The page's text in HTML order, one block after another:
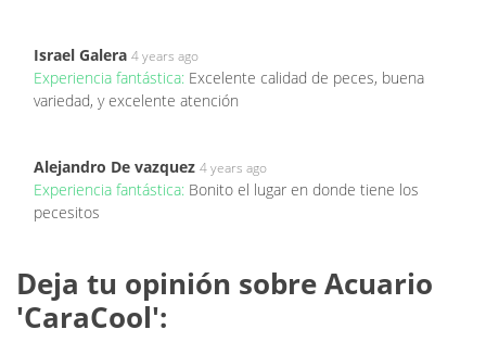
Israel Galera 4 years ago
Experiencia fantástica: Excelente calidad de peces, buena
variedad, y excelente atención
Alejandro De vazquez 4 years ago
Experiencia fantástica: Bonito el lugar en donde tiene los
pecesitos
Deja tu opinión sobre Acuario
'CaraCool':